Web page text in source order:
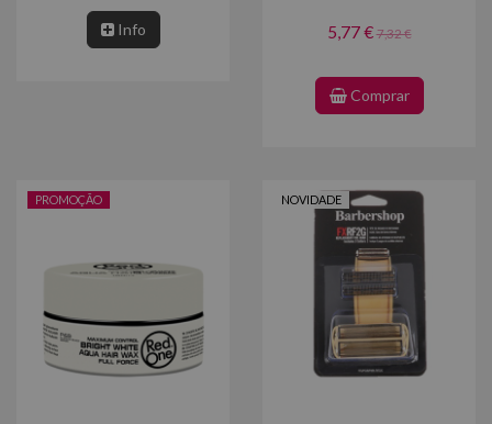
Info 5,77 €7,32 €
Comprar
PROMOÇÃO NOVIDADE